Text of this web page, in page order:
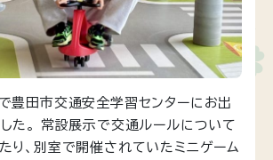
豊田市交通安全学習センターにお出
た。 常設展示で交通ルールについて
り、別室で開催されていたミニゲーム